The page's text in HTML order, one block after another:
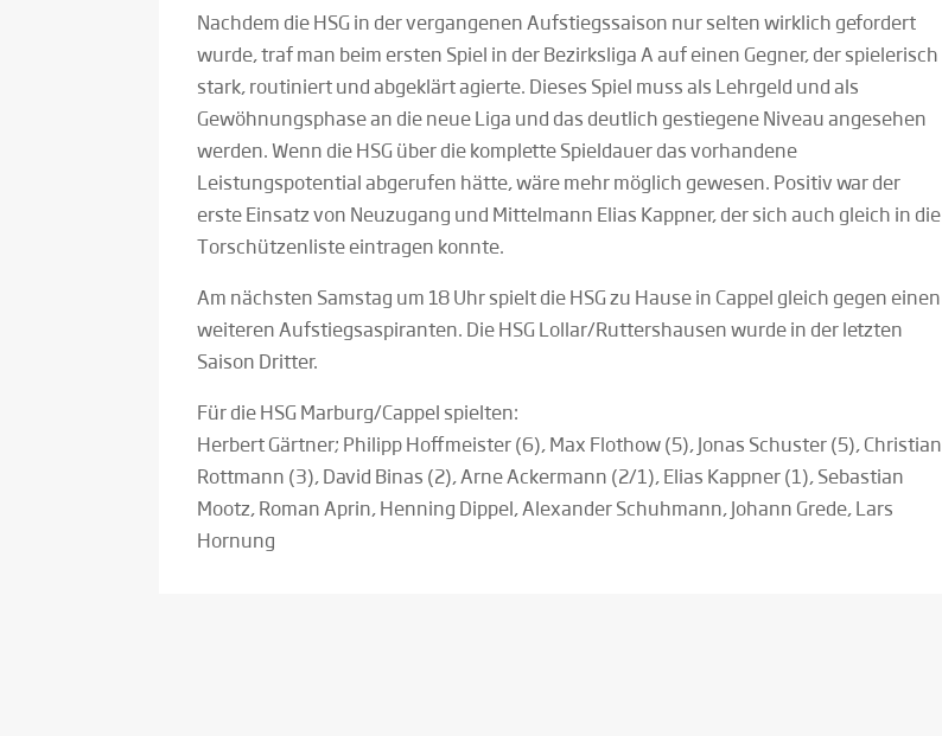
Nachdem die HSG in der vergangenen Aufstiegssaison nur selten wirklich gefordert
wurde, traf man beim ersten Spiel in der Bezirksliga A auf einen Gegner, der spielerisch
stark, routiniert und abgeklärt agierte. Dieses Spiel muss als Lehrgeld und als
Gewöhnungsphase an die neue Liga und das deutlich gestiegene Niveau angesehen
werden. Wenn die HSG über die komplette Spieldauer das vorhandene
Leistungspotential abgerufen hätte, wäre mehr möglich gewesen. Positiv war der
erste Einsatz von Neuzugang und Mittelmann Elias Kappner, der sich auch gleich in die
Torschützenliste eintragen konnte.
Am nächsten Samstag um 18 Uhr spielt die HSG zu Hause in Cappel gleich gegen einen
weiteren Aufstiegsaspiranten. Die HSG Lollar/Ruttershausen wurde in der letzten
Saison Dritter.
Für die HSG Marburg/Cappel spielten:
Herbert Gärtner; Philipp Hoffmeister (6), Max Flothow (5), Jonas Schuster (5), Christian
Rottmann (3), David Binas (2), Arne Ackermann (2/1), Elias Kappner (1), Sebastian
Mootz, Roman Aprin, Henning Dippel, Alexander Schuhmann, Johann Grede, Lars
Hornung